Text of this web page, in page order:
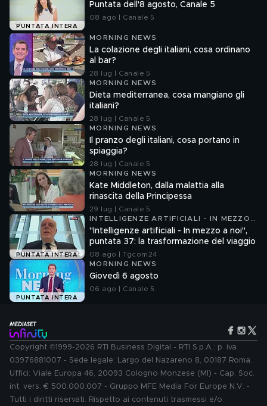
PUNTATA INTERA
Puntata dell'8 agosto, Canale 5
08 ago | Canale 5
MORNING NEWS
La colazione degli italiani, cosa ordinano
al bar?
28 lug | Canale 5
MORNING NEWS
Dieta mediterranea, cosa mangiano gli
italiani?
28 lug | Canale 5
MORNING NEWS
Il pranzo degli italiani, cosa portano in
spiaggia?
28 lug | Canale 5
MORNING NEWS
Kate Middleton, dalla malattia alla
rinascita della Principessa
29 lug | Canale 5
PUNTATA INTERA
INTELLIGENZE ARTIFICIALI - IN MEZZO
A NOI
"Intelligenze artificiali - In mezzo a noi",
puntata 37: la trasformazione del viaggio
08 ago | Tgcom24
PUNTATA INTERA
MORNING NEWS
Giovedì 6 agosto
06 ago | Canale 5
Copyright ©1999-2026 RTI Business Digital - RTI S.p.A.: p. iva
03976881007 - Sede legale: Largo del Nazareno 8, 00187 Roma.
Uffici: Viale Europa 46, 20093 Cologno Monzese (MI) - Cap. Soc.
int. vers. € 500.000.007 - Gruppo MFE Media For Europe N.V. -
Tutti i diritti riservati. Rispetto ai contenuti trasmessi e/o